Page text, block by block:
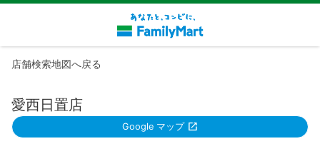
店舗検索地図へ戻る
愛西日置店
Google マップ